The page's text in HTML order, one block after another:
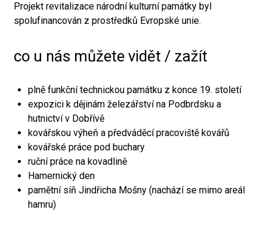
Projekt revitalizace národní kulturní památky byl
spolufinancován z prostředků Evropské unie.
co u nás můžete vidět / zažít
plně funkční technickou památku z konce 19. století
expozici k dějinám železářství na Podbrdsku a
hutnictví v Dobřívě
kovářskou výheň a předváděcí pracoviště kovářů
kovářské práce pod buchary
ruční práce na kovadlině
Hamernický den
pamětní síň Jindřicha Mošny (nachází se mimo areál
hamru)